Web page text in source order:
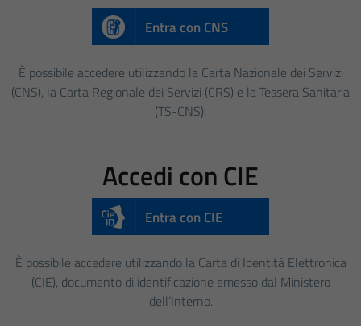
Entra con CNS
È possibile accedere utilizzando la Carta Nazionale dei Servizi
(CNS), la Carta Regionale dei Servizi (CRS) e la Tessera Sanitaria
(TS-CNS).
Accedi con CIE
Entra con CIE
È possibile accedere utilizzando la Carta di Identità Elettronica
(CIE), documento di identificazione emesso dal Ministero
dell’Interno.